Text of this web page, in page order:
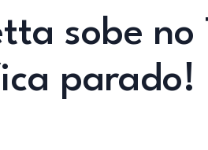
sobe no
parado!